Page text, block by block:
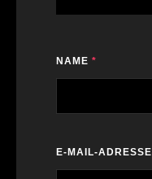
NAME *
E-MAIL-ADRESSE